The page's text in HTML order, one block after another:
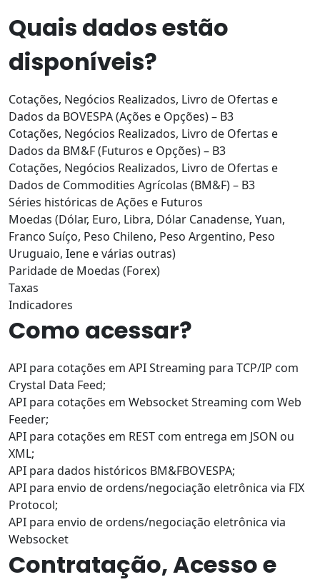
Quais dados estão
disponíveis?
Cotações, Negócios Realizados, Livro de Ofertas e
Dados da BOVESPA (Ações e Opções) – B3
Cotações, Negócios Realizados, Livro de Ofertas e
Dados da BM&F (Futuros e Opções) – B3
Cotações, Negócios Realizados, Livro de Ofertas e
Dados de Commodities Agrícolas (BM&F) – B3
Séries históricas de Ações e Futuros
Moedas (Dólar, Euro, Libra, Dólar Canadense, Yuan,
Franco Suíço, Peso Chileno, Peso Argentino, Peso
Uruguaio, Iene e várias outras)
Paridade de Moedas (Forex)
Taxas
Indicadores
Como acessar?
API para cotações em API Streaming para TCP/IP com
Crystal Data Feed;
API para cotações em Websocket Streaming com Web
Feeder;
API para cotações em REST com entrega em JSON ou
XML;
API para dados históricos BM&FBOVESPA;
API para envio de ordens/negociação eletrônica via FIX
Protocol;
API para envio de ordens/negociação eletrônica via
Websocket
Contratação, Acesso e